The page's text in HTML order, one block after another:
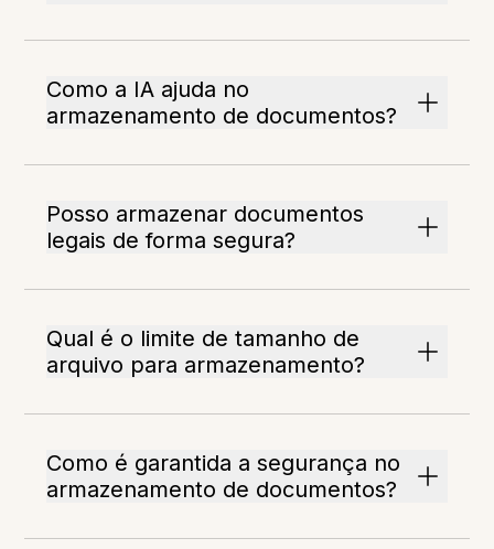
Como a IA ajuda no
armazenamento de documentos?
Posso armazenar documentos
legais de forma segura?
Qual é o limite de tamanho de
arquivo para armazenamento?
Como é garantida a segurança no
armazenamento de documentos?